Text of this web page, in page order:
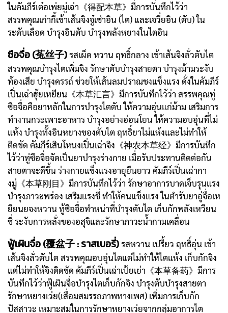
ในคัมภีร์เต๋อเพ่ยมู่เฉ่า《得配本草》มีการบันทึกไว้ว่า
สรรพคุณเก่ากี้เข้าเส้นจิงจู๋เซ่าอิน (ไต) และเจวี๋ยอิน (ตับ) ใน
ระดับเลือด บำรุงอินตับ บำรุงพลังหยางในไตอิน
ซือจื่อ (菟丝子)รสเผ็ด หวาน ฤทธิ์กลาง เข้าเส้นจิงลั่วตับไต
สรรพคุณบำรุงไตเพิ่มจิง รักษาตับบำรุงสายตา บำรุงม้ามระงับ
ท้องเสีย บำรุงครรถ์ ช่วยให้เส้นลมปราณชงแข็งแรง ดั่งในคัมภีร์
เปิ่นเฉ่าฮุ้ยเหยียน《本草汇言》มีการบันทึกไว้ว่า สรรพคุณทู่
ซือจื่อคือยาหลักในการบำรุงไตตับ ให้ความอุ่นแก่ม้าม เสริมการ
ทำงานกระเพาะอาหาร บำรุงอย่างอ่อนโยน ให้ความอบอุ่นที่ไม่
แห้ง บำรุงทั้งอินหยางของตับไต ฤทธิ์ยาไม่แห้งและไม่ทำให้
ติดขัด คัมภีร์เสินโหนงเปิ่นเฉ่าจิง《神农本草经》มีการบันทึก
ไว้ว่าทู่ซือจื่อจัดเป็นยาบำรุงร่างกาย เมื่อรับประทานติดต่อกัน
สายตาจะดีขึ้น ร่างกายแข็งแรงอายุยืนยาว คัมภีร์เปิ่นเฉ่ากา
งมู่《本草刚目》มีการบันทึกไว้ว่า รักษาอาการบาดเจ็บรุนแรง
บำรุงภาวะพร่อง เสริมแรงชี่ ทำให้คนแข็งแรง ในตำรับยาอู่จื่อเห
ยียนยจงหวาน ทู้ซือจื่อทำหน่าที่บำรุงตับไต เก็บกักพลังเหวียน
ชี่ ระงับการหลั่งของอสุจิและรักษาภาวะน้ำกามเคลื่อน
ฟู้เผินจื่อ (覆盆子 : ราสเบอรี่)รสหวาน เปรี้ยว ฤทธิ์อุ่น เข้า
เส้นจิงลั่วตับไต สรรพคุณอบอุ่นไตแต่ไม่ทำให้ไตแห้ง เก็บกักจิง
แต่ไม่ทำให้จิงติดขัด คัมภีร์เปิ่นเฉ่าเป้ยเย่า《本草备药》มีการ
บันทึกไว้ว่าฟู้เผินจื่อบำรุงไตเก็บกักจิง บำรุงตับบำรุงสายตา
รักษาหยางเว่ย(เสื่อมสมรรถภาพทางเพศ) เพิ่มการเก็บกัก
ปัสสาวะ เหมาะสมในการรักษาหยางเว่ยจากกลุ่มอาการไต